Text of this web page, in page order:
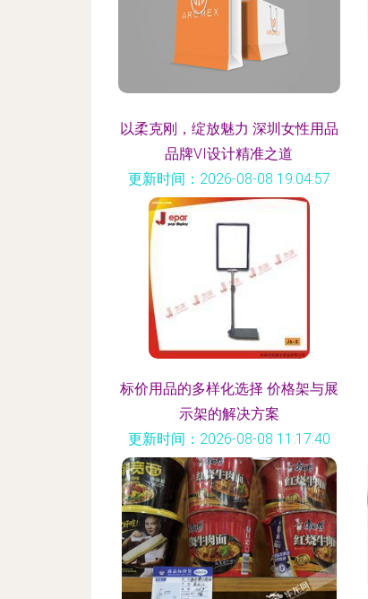
以柔克刚，绽放魅力 深圳女性用品
品牌VI设计精准之道
更新时间：2026-08-08 19:04:57
标价用品的多样化选择 价格架与展
示架的解决方案
更新时间：2026-08-08 11:17:40